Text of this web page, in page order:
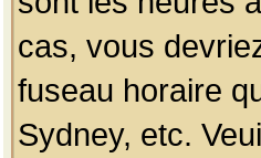
cas, vous
fuseau horaire
Sydney, etc.